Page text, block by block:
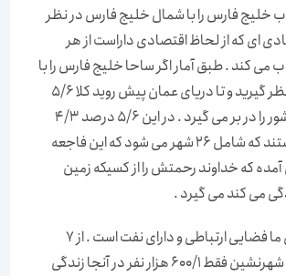
فارس را با شمال خلیج فارس در نظر
ای که از لحاظ اقتصادی داراست از هر
می کند . طبق آمار اگر ساحا خلیج فارس را با
عمق 50 متر در نظر گیرید و تا دریای عمان پیش روید کلا 5/6
درصد از خاک کشور را در بر می گیرد . در این 5/6 درصد 4/3
درصد ساکن هستند که شامل 26 شهر می شود که این فاجعه
که خداوند رحمتش را از کسیکه زمین
می کند می گیرد .
خایج فارس برای ما فضایی ارتباطی و دارای نفت است . از 7
میلیون جمعیت شهرنشین فقط 600/1 هزار نفر در آنجا زندگی